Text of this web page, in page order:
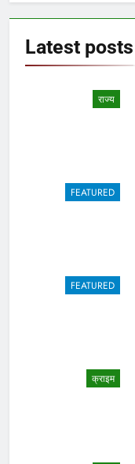
Latest posts
राज्य
FEATURED
FEATURED
क्राइम